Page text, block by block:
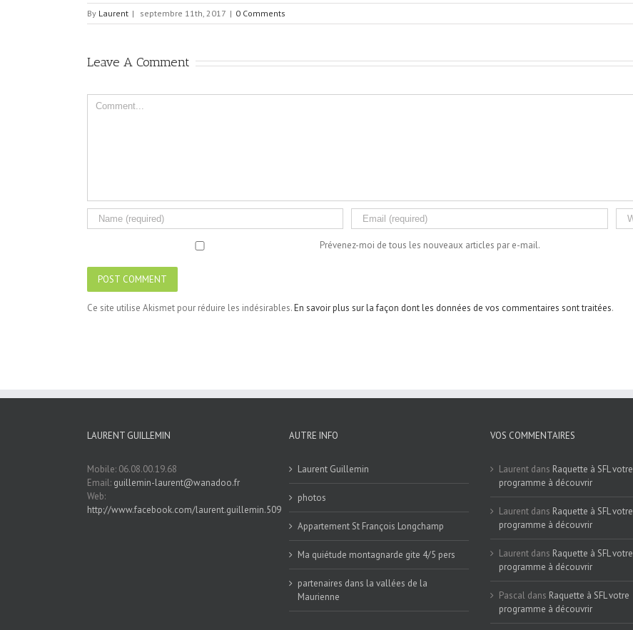
By Laurent | septembre 11th, 2017 | 0 Comments
Leave A Comment
Comment
Prévenez-moi de tous les nouveaux articles par e-mail.
Ce site utilise Akismet pour réduire les indésirables.En savoir plus sur la façon dont les données de vos commentaires sont traitées.
LAURENT GUILLEMIN
Mobile: 06.08.00.19.68
Email: guillemin-laurent@wanadoo.fr
Web:
http://www.facebook.com/laurent.guillemin.509
AUTRE INFO
Laurent Guillemin
photos
Appartement St François Longchamp
Ma quiétude montagnarde gite 4/5 pers
partenaires dans la vallées de la
Maurienne
VOS COMMENTAIRES
Laurent dans Raquette à SFL votre
programme à découvrir
Laurent dans Raquette à SFL votre
programme à découvrir
Laurent dans Raquette à SFL votre
programme à découvrir
Pascal dans Raquette à SFL votre
programme à découvrir